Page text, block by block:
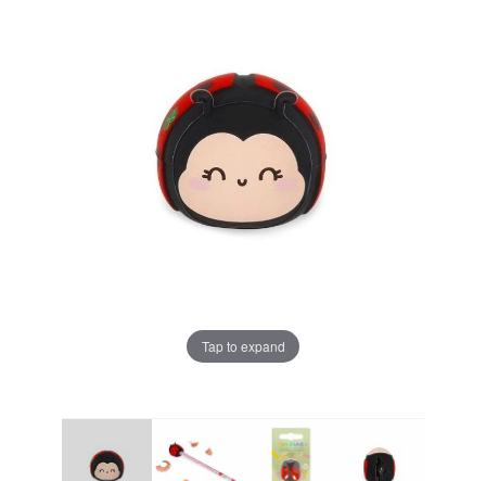
Tap to expand